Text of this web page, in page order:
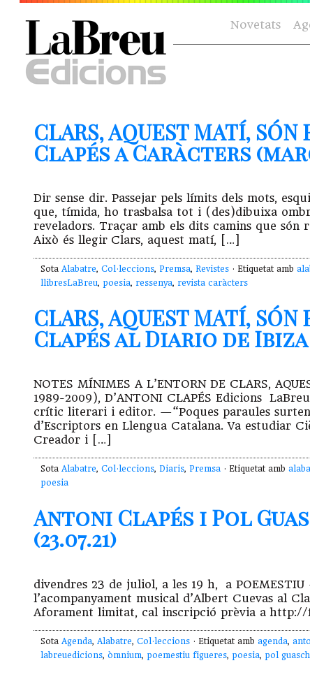
Novetats
CLARS, AQUEST MATÍ,
Clapés a Caràcters
Dir sense dir. Passejar pels límits dels mots,
que, tímida, ho trasbalsa tot i (des)dibuixa
reveladors. Traçar amb els dits camins que
Això és llegir Clars, aquest matí, […]
Sota Alabatre, Col·leccions, Premsa, Revistes · Etiquetat amb
llibresLaBreu, poesia, ressenya, revista caràcters
CLARS, AQUEST MATÍ,
Clapés al Diario de Ibiza
NOTES MÍNIMES A L’ENTORN DE CLARS,
1989-2009), D’ANTONI CLAPÉS Edicions
crític literari i editor. —“Poques paraules surten
d’Escriptors en Llengua Catalana. Va estudiar
Creador i […]
Sota Alabatre, Col·leccions, Diaris, Premsa · Etiquetat amb
poesia
Antoni Clapés i Pol
(23.07.21)
divendres 23 de juliol, a les 19 h, a
l’acompanyament musical d’Albert Cuevas al
Aforament limitat, cal inscripció prèvia a http://
Sota Agenda, Alabatre, Col·leccions · Etiquetat amb agenda,
labreuedicions, òmnium, poemestiu figueres, poesia, pol guasch